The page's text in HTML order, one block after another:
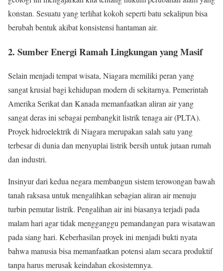
konstan. Sesuatu yang terlihat kokoh seperti batu sekalipun bisa
berubah bentuk akibat konsistensi hantaman air.
2. Sumber Energi Ramah Lingkungan yang Masif
Selain menjadi tempat wisata, Niagara memiliki peran yang
sangat krusial bagi kehidupan modern di sekitarnya. Pemerintah
Amerika Serikat dan Kanada memanfaatkan aliran air yang
sangat deras ini sebagai pembangkit listrik tenaga air (PLTA).
Proyek hidroelektrik di Niagara merupakan salah satu yang
terbesar di dunia dan menyuplai listrik bersih untuk jutaan rumah
dan industri.
Insinyur dari kedua negara membangun sistem terowongan bawah
tanah raksasa untuk mengalihkan sebagian aliran air menuju
turbin pemutar listrik. Pengalihan air ini biasanya terjadi pada
malam hari agar tidak mengganggu pemandangan para wisatawan
pada siang hari. Keberhasilan proyek ini menjadi bukti nyata
bahwa manusia bisa memanfaatkan potensi alam secara produktif
tanpa harus merusak keindahan ekosistemnya.